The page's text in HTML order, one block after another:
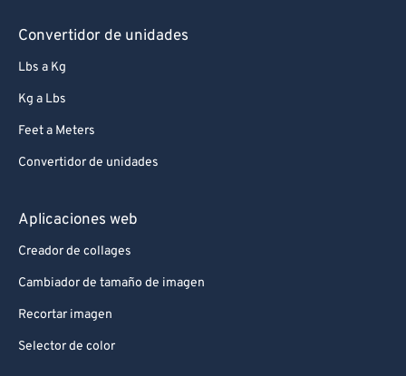
Convertidor de unidades
Lbs a Kg
Kg a Lbs
Feet a Meters
Convertidor de unidades
Aplicaciones web
Creador de collages
Cambiador de tamaño de imagen
Recortar imagen
Selector de color